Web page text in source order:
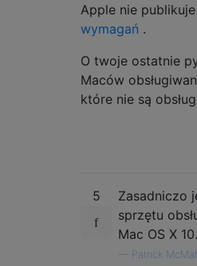
Apple nie
wymagań .
O twoje ostatnie
Maców
które nie są
5
Zasadniczo
sprzętu
Mac OS X
Patrick